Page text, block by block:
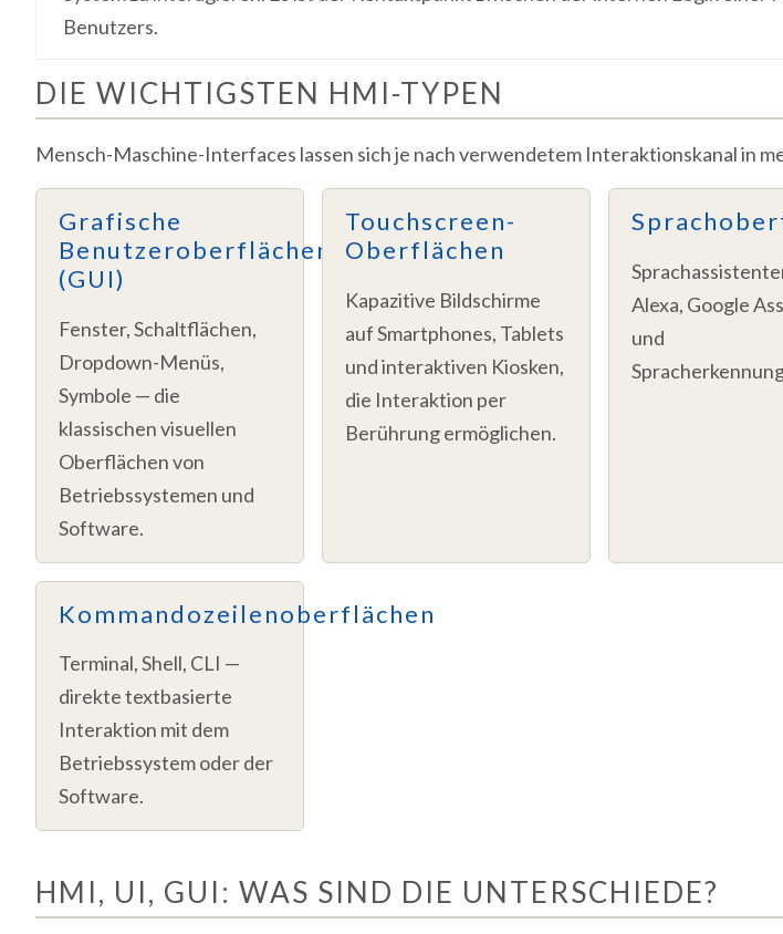
Benutzers.
DIE WICHTIGSTEN HMI-TYPEN
Mensch-Maschine-Interfaces lassen sich je nach verwendetem Interaktionskanal in
Grafische
Benutzeroberflächen
(GUI)
Fenster, Schaltflächen,
Dropdown-Menüs,
Symbole — die
klassischen visuellen
Oberflächen von
Betriebssystemen und
Software.
Touchscreen-
Oberflächen
Kapazitive Bildschirme
auf Smartphones, Tablets
und interaktiven Kiosken,
die Interaktion per
Berührung ermöglichen.
Alexa, Google
und
Kommandozeilenoberflächen
Terminal, Shell, CLI —
direkte textbasierte
Interaktion mit dem
Betriebssystem oder der
Software.
HMI, UI, GUI: WAS SIND DIE UNTERSCHIEDE?